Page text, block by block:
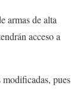
armas de alta
acceso a
pues